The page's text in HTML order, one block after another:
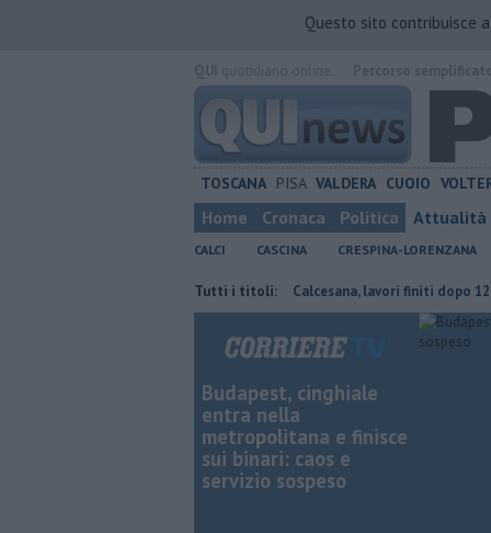
Questo sito contribuisce
TOSCANA PISA VALDERA CUOIO
Home Cronaca Politica Attualità
CALCI CASCINA CRESPINA-LORENZANA
Tutti i titoli:
San Marco in Calcesana, lavori finiti dopo 12 anni
Budapest, cinghiale
entra nella
metropolitana e finisce
sui binari: caos e
servizio sospeso